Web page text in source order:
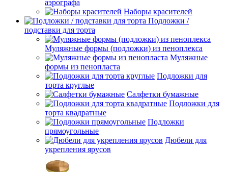
аэрографа
Наборы красителей
Подложки /
подставки для торта
Муляжные формы (подложки) из пеноплекса
Муляжные
формы из пенопласта
Подложки для
торта круглые
Салфетки бумажные
Подложки для
торта квадратные
Подложки
прямоугольные
Дюбели для
укрепления ярусов